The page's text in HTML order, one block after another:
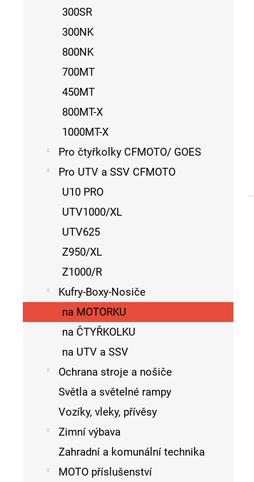
300SR
300NK
800NK
700MT
450MT
800MT-X
1000MT-X
Pro čtyřkolky CFMOTO/ GOES
Pro UTV a SSV CFMOTO
U10 PRO
UTV1000/XL
UTV625
Z950/XL
Z1000/R
Kufry-Boxy-Nosiče
na MOTORKU
na ČTYŘKOLKU
na UTV a SSV
Ochrana stroje a nošiče
Světla a světelné rampy
Vozíky, vleky, přívěsy
Zimní výbava
Zahradní a komunální technika
MOTO příslušenství